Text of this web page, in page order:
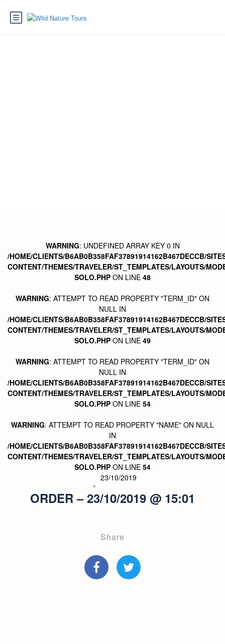
WARNING: UNDEFINED ARRAY KEY 0 IN
/HOME/CLIENTS/B6AB0B358FAF37891914162B467DECCB/
CONTENT/THEMES/TRAVELER/ST_TEMPLATES/LAYOUTS/
SOLO.PHP ON LINE 48
WARNING: ATTEMPT TO READ PROPERTY "TERM_ID" ON
NULL IN
/HOME/CLIENTS/B6AB0B358FAF37891914162B467DECCB/
CONTENT/THEMES/TRAVELER/ST_TEMPLATES/LAYOUTS/
SOLO.PHP ON LINE 49
WARNING: ATTEMPT TO READ PROPERTY "TERM_ID" ON
NULL IN
/HOME/CLIENTS/B6AB0B358FAF37891914162B467DECCB/
CONTENT/THEMES/TRAVELER/ST_TEMPLATES/LAYOUTS/
SOLO.PHP ON LINE 54
WARNING: ATTEMPT TO READ PROPERTY "NAME" ON NULL
IN
/HOME/CLIENTS/B6AB0B358FAF37891914162B467DECCB/
CONTENT/THEMES/TRAVELER/ST_TEMPLATES/LAYOUTS/
SOLO.PHP ON LINE 54
23/10/2019
ORDER – 23/10/2019 @ 15:01
Share